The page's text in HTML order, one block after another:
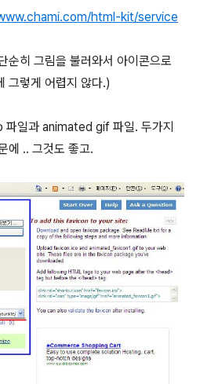
html-kit/service
순히 그림을 불러와서 아이콘으로
그렇게 어렵지 않다.)
파일과 animated gif 파일. 두가지
에 .. 그것도 좋고.